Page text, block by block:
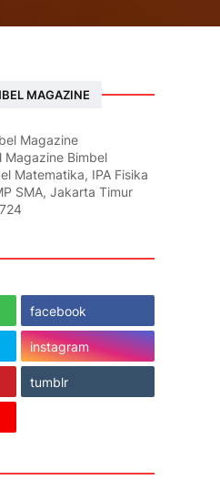
MAGAZINE
Magazine Bimbel
Matematika, IPA Fisika
SMA, Jakarta Timur
facebook
instagram
tumblr